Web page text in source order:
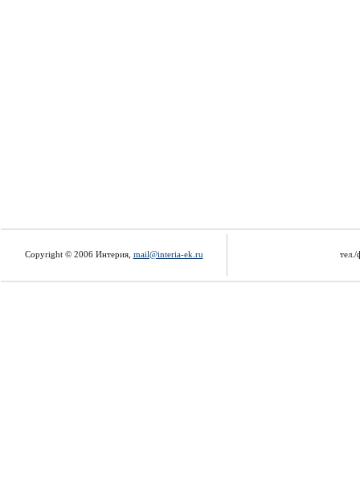
Copyright © 2006 Интерия, mail@interia-ek.ru